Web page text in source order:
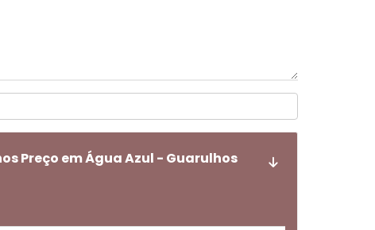
Preço em Água Azul - Guarulhos